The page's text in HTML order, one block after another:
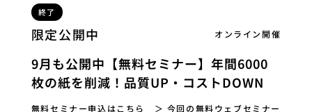
終了
限定公開中 オンライン開催
9月も公開中【無料セミナー】年間6000
枚の紙を削減！品質UP・コストDOWN
無料セミナー申込はこちら ＞ 今回の無料ウェブセミナー